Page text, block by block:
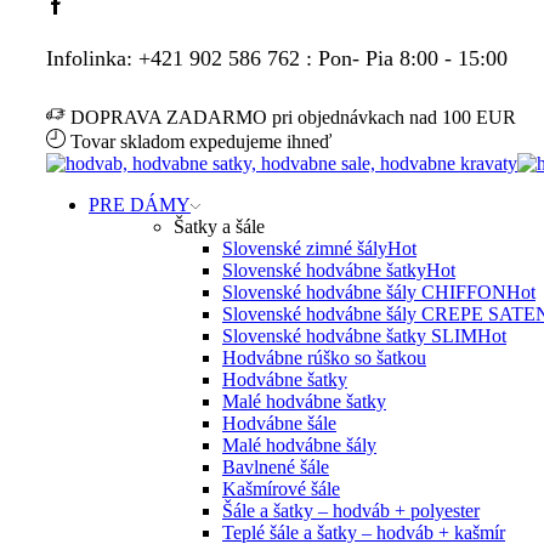
Facebook
Infolinka: +421 902 586 762 : Pon- Pia 8:00 - 15:00
DOPRAVA ZADARMO pri objednávkach nad 100 EUR
Tovar skladom expedujeme ihneď
PRE DÁMY
Šatky a šále
Slovenské zimné šályHot
Slovenské hodvábne šatkyHot
Slovenské hodvábne šály CHIFFONHot
Slovenské hodvábne šály CREPE
Slovenské hodvábne šatky SLIMHot
Hodvábne rúško so šatkou
Hodvábne šatky
Malé hodvábne šatky
Hodvábne šále
Malé hodvábne šály
Bavlnené šále
Kašmírové šále
Šále a šatky – hodváb + polyester
Teplé šále a šatky – hodváb + kašmír